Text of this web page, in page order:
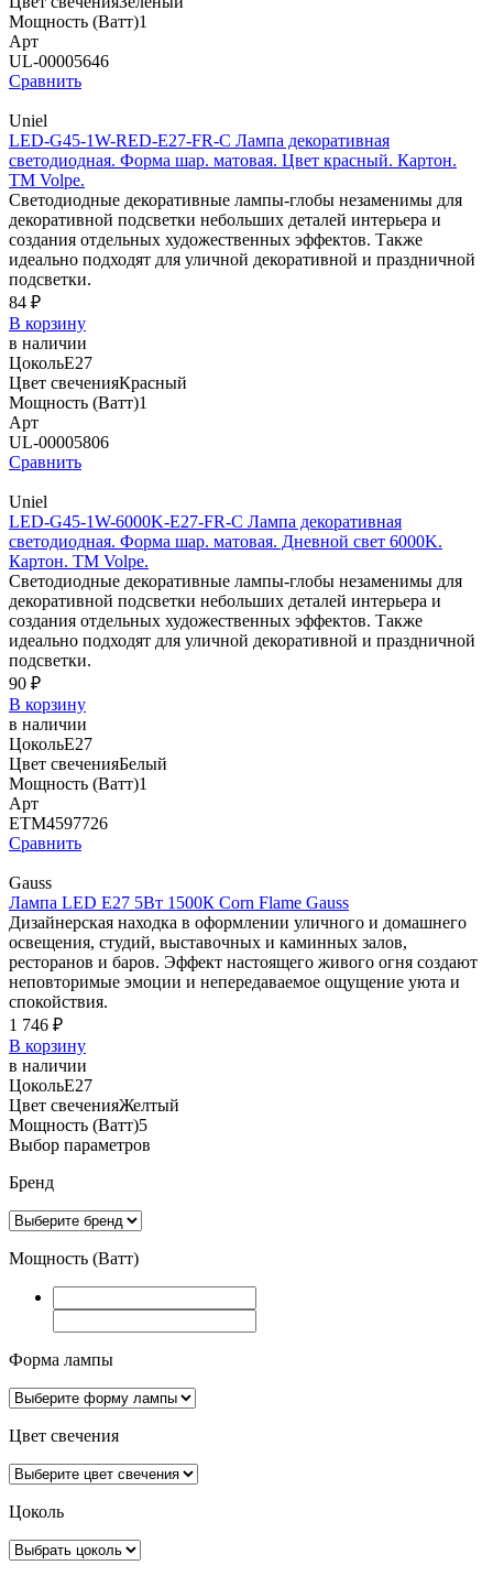
Мощность (Ватт)1
Арт
UL-00005646
Сравнить
Uniel
LED-G45-1W-RED-E27-FR-С Лампа декоративная
светодиодная. Форма шар. матовая. Цвет красный. Картон.
ТМ Volpe.
Светодиодные декоративные лампы-глобы незаменимы для
декоративной подсветки небольших деталей интерьера и
создания отдельных художественных эффектов. Также
идеально подходят для уличной декоративной и праздничной
подсветки.
84 ₽
В корзину
в наличии
ЦокольE27
Цвет свеченияКрасный
Мощность (Ватт)1
Арт
UL-00005806
Сравнить
Uniel
LED-G45-1W-6000K-E27-FR-С Лампа декоративная
светодиодная. Форма шар. матовая. Дневной свет 6000K.
Картон. ТМ Volpe.
Светодиодные декоративные лампы-глобы незаменимы для
декоративной подсветки небольших деталей интерьера и
создания отдельных художественных эффектов. Также
идеально подходят для уличной декоративной и праздничной
подсветки.
90 ₽
В корзину
в наличии
ЦокольE27
Цвет свеченияБелый
Мощность (Ватт)1
Арт
ETM4597726
Сравнить
Gauss
Лампа LED E27 5Вт 1500К Corn Flame Gauss
Дизайнерская находка в оформлении уличного и домашнего
освещения, студий, выставочных и каминных залов,
ресторанов и баров. Эффект настоящего живого огня создают
неповторимые эмоции и непередаваемое ощущение уюта и
спокойствия.
1 746 ₽
В корзину
в наличии
ЦокольE27
Цвет свеченияЖелтый
Мощность (Ватт)5
Выбор параметров
Бренд
Мощность (Ватт)
Форма лампы
Цвет свечения
Цоколь